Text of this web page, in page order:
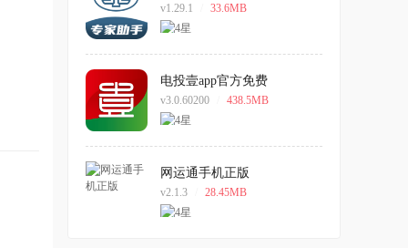
v1.29.1 33.6MB
电投壹app官方免费
v3.0.60200 438.5MB
网运通手机正版
v2.1.3 28.45MB